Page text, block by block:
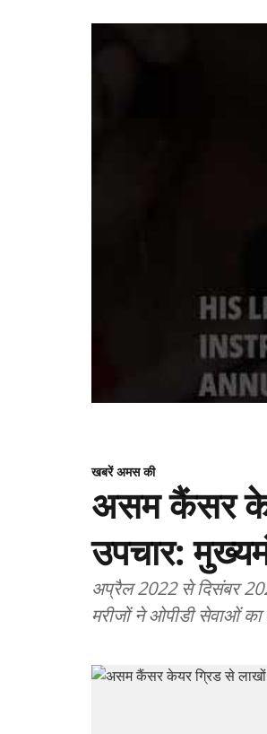
खबरें अमस की
असम कैंसर
उपचार:
अप्रैल 2022 से दिसंबर
मरीजों ने ओपीडी सेवाओं का